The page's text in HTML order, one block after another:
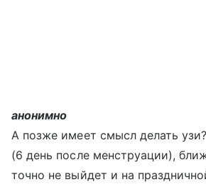
анонимно
А позже имеет смысл делать
(6 день после менструации),
точно не выйдет и на